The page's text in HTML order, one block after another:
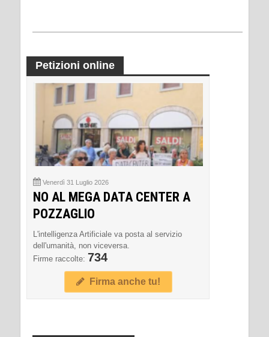
Petizioni online
Venerdì 31 Luglio 2026
NO AL MEGA DATA CENTER A
POZZAGLIO
L'intelligenza Artificiale va posta al servizio
dell'umanità, non viceversa.
Firme raccolte: 734
Firma anche tu!